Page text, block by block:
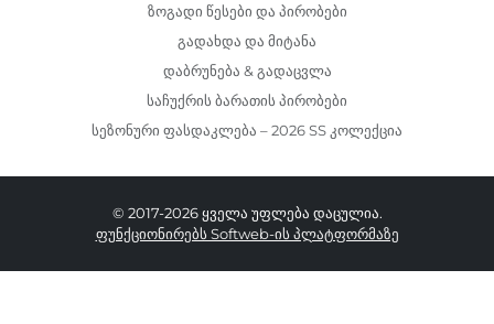
ზოგადი წესები და პირობები
გადახდა და მიტანა
დაბრუნება & გადაცვლა
საჩუქრის ბარათის პირობები
სეზონური ფასდაკლება – 2026 SS კოლექცია
© 2017-2026 ყველა უფლება დაცულია.
ფუნქციონირებს Softweb-ის პლატფორმაზე